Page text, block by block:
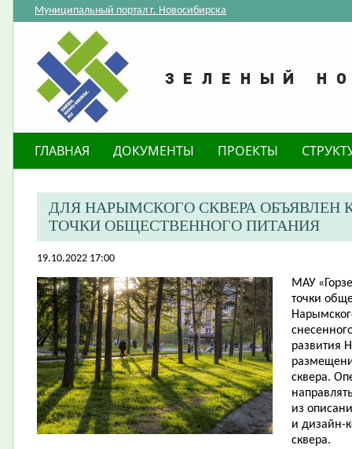
Муниципальный портал г. Новосибирска
ГЛАВНАЯ ДОКУМЕНТЫ ПРОЕКТЫ
​ДЛЯ НАРЫМСКОГО СКВЕРА ОБЪЯВЛЕН
ТОЧКИ ОБЩЕСТВЕННОГО ПИТАНИЯ
19.10.2022 17:00
МАУ
точки
развития
сквера.
из
и дизайн-
сквера.